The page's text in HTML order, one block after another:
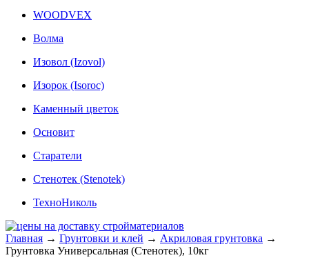
WOODVEX
Волма
Изовол (Izovol)
Изорок (Isoroc)
Каменный цветок
Основит
Старатели
Стенотек (Stenotek)
ТехноНиколь
Главная → Грунтовки и клей → Акриловая грунтовка →
Грунтовка Универсальная (Стенотек), 10кг